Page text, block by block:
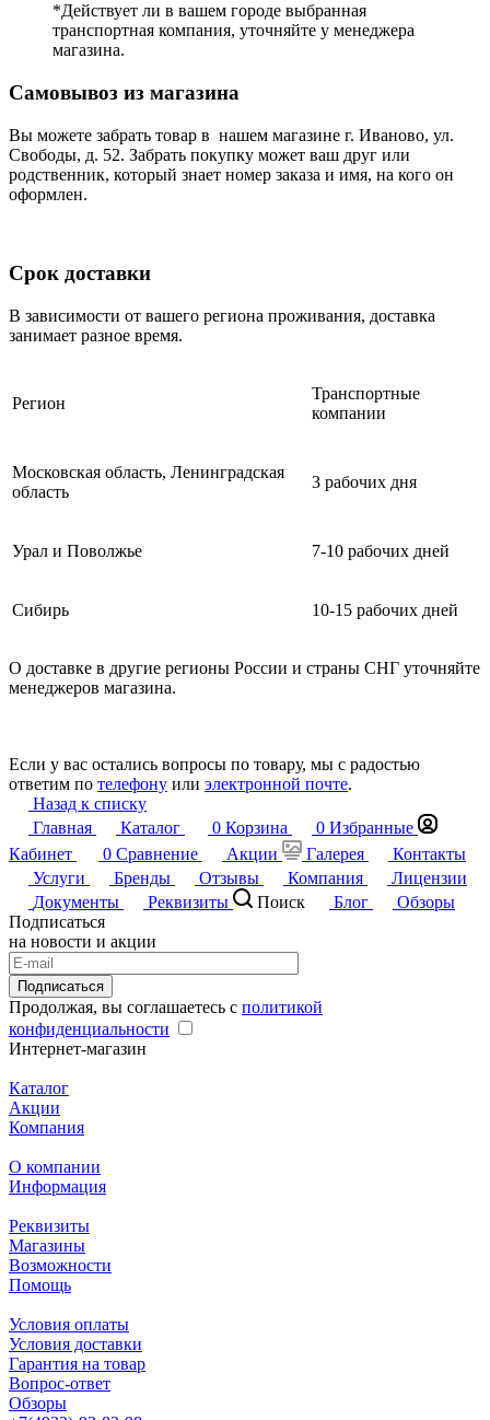
*Действует ли в вашем городе выбранная
транспортная компания, уточняйте у менеджера
магазина.
Самовывоз из магазина
Вы можете забрать товар в нашем магазине г. Иваново, ул.
Свободы, д. 52. Забрать покупку может ваш друг или
родственник, который знает номер заказа и имя, на кого он
оформлен.
Срок доставки
В зависимости от вашего региона проживания, доставка
занимает разное время.
Регион
Транспортные
компании
Московская область, Ленинградская
область
3 рабочих дня
Урал и Поволжье 7-10 рабочих дней
Сибирь 10-15 рабочих дней
О доставке в другие регионы России и страны СНГ уточняйте
менеджеров магазина.
Если у вас остались вопросы по товару, мы с радостью
ответим по телефону или электронной почте.
Назад к списку
Главная
Каталог 0 Корзина 0 Избранные
Кабинет
0 Сравнение Акции Галерея
Контакты
Услуги
Бренды Отзывы Компания
Лицензии
Документы
Реквизиты Поиск Блог
Обзоры
Подписаться
на новости и акции
Подписаться
Продолжая, вы соглашаетесь с политикой
конфиденциальности
Интернет-магазин
Каталог
Акции
Компания
О компании
Информация
Реквизиты
Магазины
Возможности
Помощь
Условия оплаты
Условия доставки
Гарантия на товар
Вопрос-ответ
Обзоры